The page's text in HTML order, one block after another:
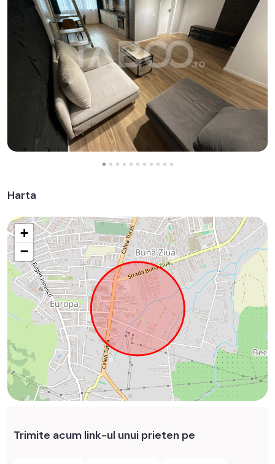
Harta
+
−
Trimite acum link-ul unui prieten pe